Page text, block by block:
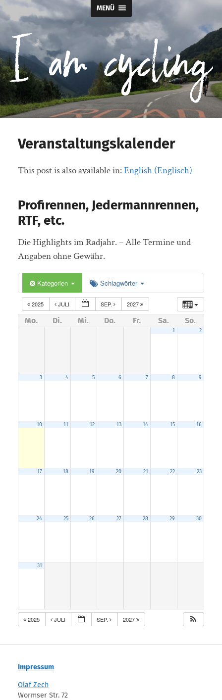
MENÜ
I
am
cycling
Veranstaltungskalender
This post is also available in:English(Englisch)
Profirennen, Jedermannrennen,
RTF, etc.
Die Highlights im Radjahr. – Alle Termine und
Angaben ohne Gewähr.
Kategorien Schlagwörter
2025 JULI SEP. 2027
Mo. Di. Mi. Do. Fr. Sa. So.
1 2
3 4 5 6 7 8 9
10 11 12 13 14 15 16
17 18 19 20 21 22 23
24 25 26 27 28 29 30
31
2025 JULI SEP. 2027
Impressum
Olaf Zech
Wormser Str. 72